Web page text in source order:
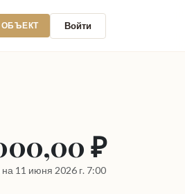
Войти
₽
11 июня 2026 г. 7:00